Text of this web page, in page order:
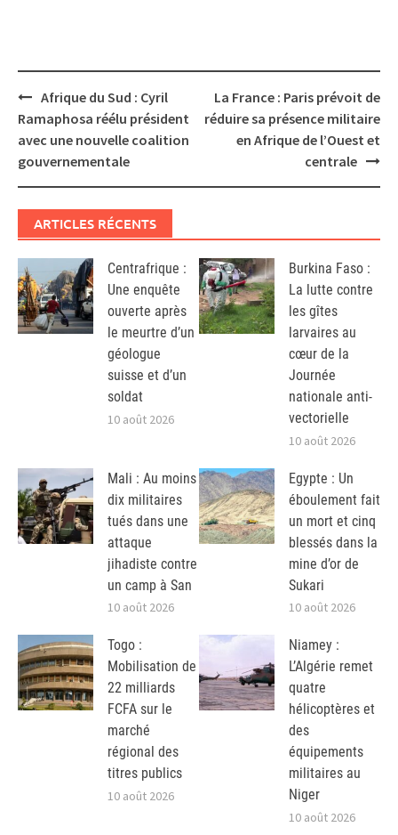
Post
navigation
Afrique du Sud : Cyril
Ramaphosa réélu président
avec une nouvelle coalition
gouvernementale
La France : Paris prévoit de
réduire sa présence militaire
en Afrique de l’Ouest et
centrale
ARTICLES RÉCENTS
Centrafrique :
Une enquête
ouverte après
le meurtre d’un
géologue
suisse et d’un
soldat
10 août 2026
Burkina Faso :
La lutte contre
les gîtes
larvaires au
cœur de la
Journée
nationale anti-
vectorielle
10 août 2026
Mali : Au moins
dix militaires
tués dans une
attaque
jihadiste contre
un camp à San
10 août 2026
Egypte : Un
éboulement fait
un mort et cinq
blessés dans la
mine d’or de
Sukari
10 août 2026
Togo :
Mobilisation de
22 milliards
FCFA sur le
marché
régional des
titres publics
10 août 2026
Niamey :
L’Algérie remet
quatre
hélicoptères et
des
équipements
militaires au
Niger
10 août 2026